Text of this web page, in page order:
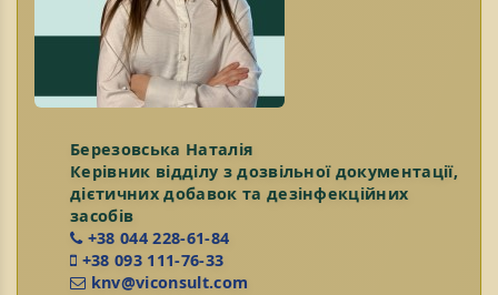
Березовська Наталія
Керівник відділу з дозвільної документації,
дієтичних добавок та дезінфекційних
засобів
+38 044 228-61-84
+38 093 111-76-33
knv@viconsult.com